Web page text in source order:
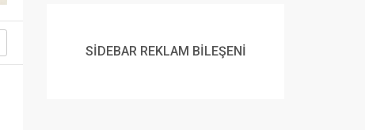
SİDEBAR REKLAM BİLEŞENİ